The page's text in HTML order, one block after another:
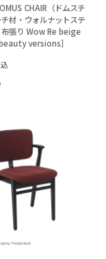
CHAIR（ドムスチ
材・ウォルナットステ
布張り Wow Re beige
versions］